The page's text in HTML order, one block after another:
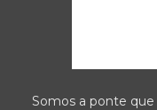
Somos a ponte